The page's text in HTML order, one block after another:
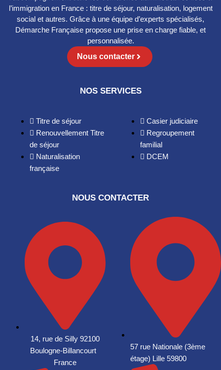
l’immigration en France : titre de séjour, naturalisation, logement
social et autres. Grâce à une équipe d’experts spécialisés,
Démarche Française propose une prise en charge fiable, et
personnalisée.
Nous contacter
NOS SERVICES
Titre de séjour
Renouvellement Titre
de séjour
Naturalisation
française
Casier judiciaire
Regroupement
familial
DCEM
NOUS CONTACTER
14, rue de Silly 92100
Boulogne-Billancourt
France
57 rue Nationale (3ème
étage) Lille 59800